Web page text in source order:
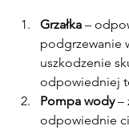
Grzałka –
podgrzewanie
uszkodzenie
odpowiedniej
Pompa wody –
odpowiednie